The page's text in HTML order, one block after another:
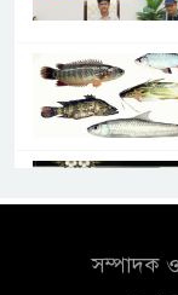
সম্পাদক